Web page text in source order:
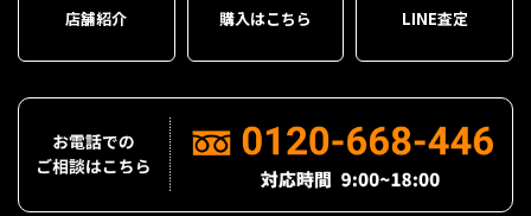
店舗紹介 購入はこちら LINE査定